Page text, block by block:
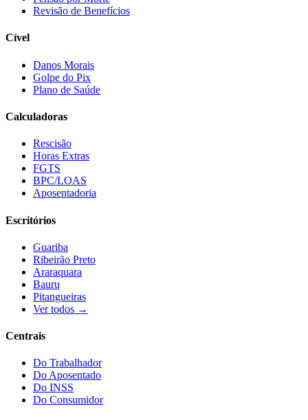
Revisão de Benefícios
Cível
Danos Morais
Golpe do Pix
Plano de Saúde
Calculadoras
Rescisão
Horas Extras
FGTS
BPC/LOAS
Aposentadoria
Escritórios
Guariba
Ribeirão Preto
Araraquara
Bauru
Pitangueiras
Ver todos →
Centrais
Do Trabalhador
Do Aposentado
Do INSS
Do Consumidor